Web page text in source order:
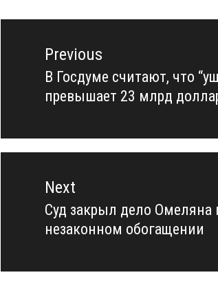
Навигация
записямPrevious
Previous
post:
В Госдуме считают, что
превышает 23 млрд
Next
Next
post:
Суд закрыл дело
незаконном обогащении